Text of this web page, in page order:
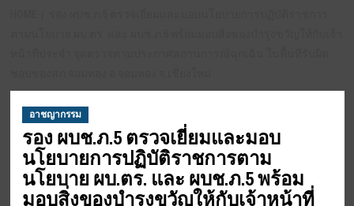
อาชญากรรม
รอง ผบช.ภ.5 ตรวจเยี่ยมและมอบ
นโยบายการปฏิบัติราชการตาม
นโยบาย ผบ.ตร. และ ผบช.ภ.5 พร้อม
มอบสิ่งของบำรุงขวัญให้กับเจ้าหน้าที่